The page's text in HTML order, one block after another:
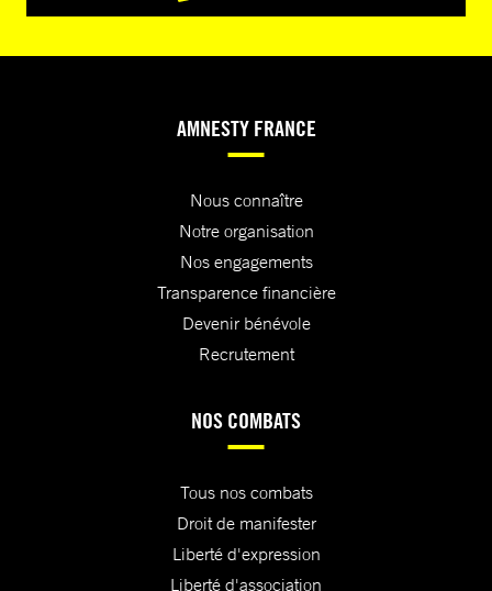
AMNESTY FRANCE
Nous connaître
Notre organisation
Nos engagements
Transparence financière
Devenir bénévole
Recrutement
NOS COMBATS
Tous nos combats
Droit de manifester
Liberté d'expression
Liberté d'association